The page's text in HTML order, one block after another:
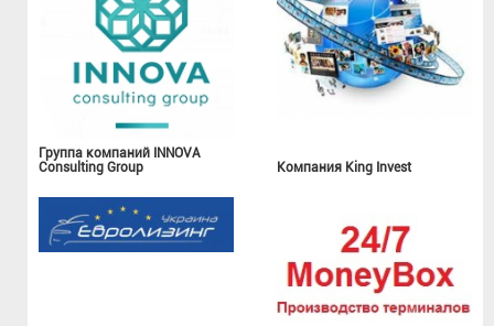
Группа компаний INNOVA
Consulting Group
Компания King Invest